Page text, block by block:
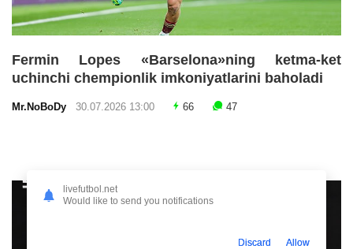
Fermin Lopes «Barselona»ning ketma-ket
uchinchi chempionlik imkoniyatlarini baholadi
Mr.NoBoDy 30.07.2026 13:00 66 47
livefutbol.net
Would like to send you notifications
Discard Allow